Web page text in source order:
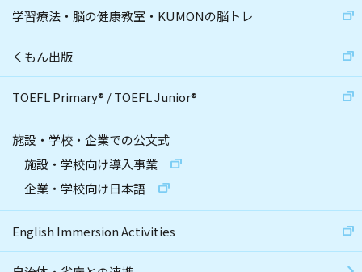
学習療法・脳の健康教室・KUMONの脳トレ
くもん出版
TOEFL Primary® /TOEFL Junior®
施設・学校・企業での公文式
施設・学校向け導入事業
企業・学校向け日本語
English Immersion Activities